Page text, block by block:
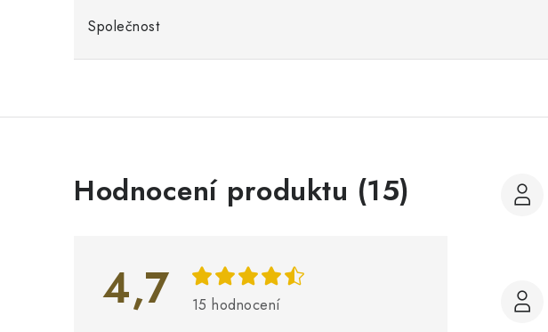
Společnost
Hodnocení produktu (15)
4,7 15 hodnocení
V